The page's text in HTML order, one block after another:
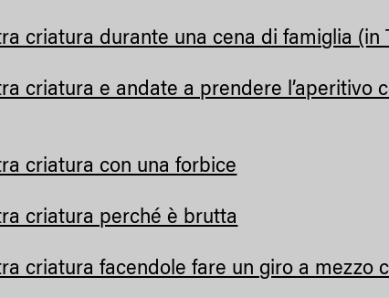
criatura durante una cena di famiglia (in
criatura e andate a prendere l’aperitivo
criatura con una forbice
criatura perché è brutta
criatura facendole fare un giro a mezzo